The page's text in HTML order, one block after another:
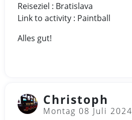
Reiseziel : Bratislava
Link to activity : Paintball
Alles gut!
Christoph
Montag 08 Juli 2024